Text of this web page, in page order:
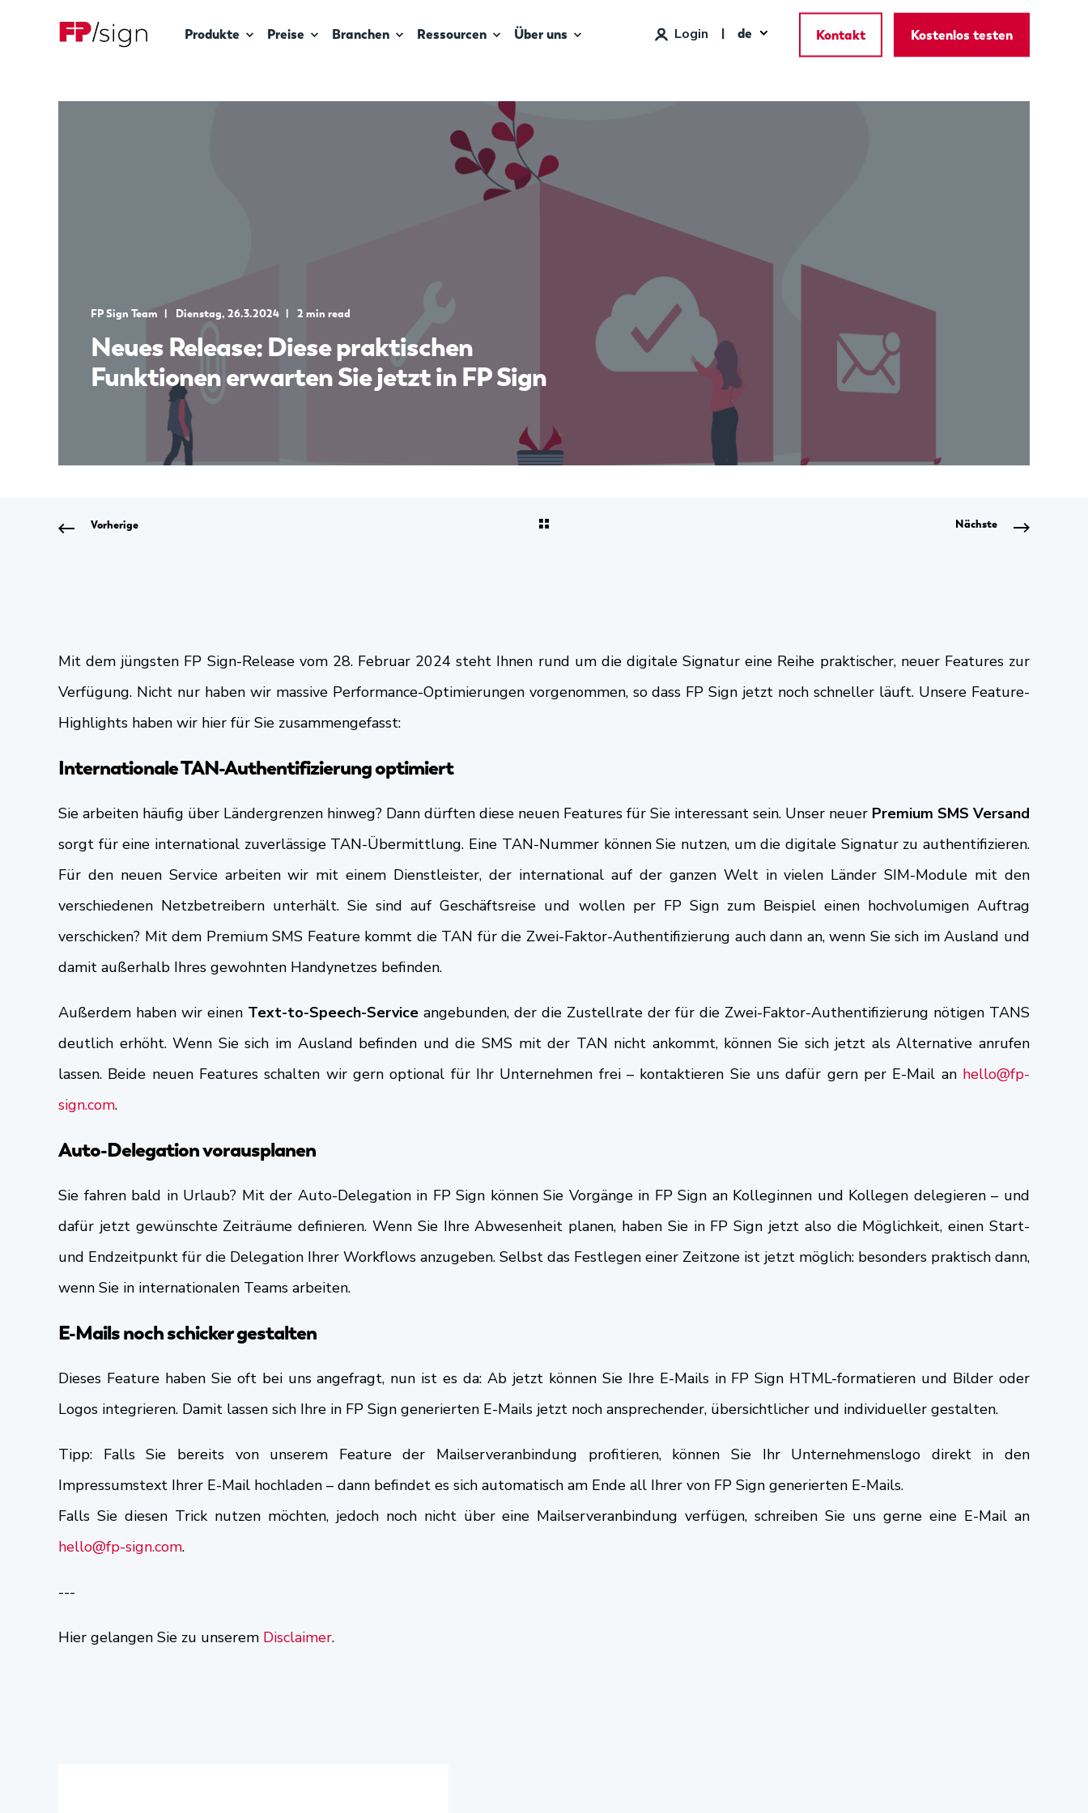
Produkte Preise Branchen Ressourcen Über uns de Kontakt Kostenlos testen
FP Sign Team Dienstag, 26.3.2024 2 min read
Neues Release: Diese praktischen
Funktionen erwarten Sie jetzt in FP Sign
Vorherige Nächste
Mit dem jüngsten FP Sign-Release vom 28. Februar 2024 steht Ihnen rund um die digitale Signatur eine Reihe praktischer, neuer Features zur
Verfügung. Nicht nur haben wir massive Performance-Optimierungen vorgenommen, so dass FP Sign jetzt noch schneller läuft. Unsere Feature-
Highlights haben wir hier für Sie zusammengefasst:
Internationale TAN-Authentifizierung optimiert
Sie arbeiten häufig über Ländergrenzen hinweg? Dann dürften diese neuen Features für Sie interessant sein. Unser neuer Premium SMS Versand
sorgt für eine international zuverlässige TAN-Übermittlung. Eine TAN-Nummer können Sie nutzen, um die digitale Signatur zu authentifizieren.
Für den neuen Service arbeiten wir mit einem Dienstleister, der international auf der ganzen Welt in vielen Länder SIM-Module mit den
verschiedenen Netzbetreibern unterhält. Sie sind auf Geschäftsreise und wollen per FP Sign zum Beispiel einen hochvolumigen Auftrag
verschicken? Mit dem Premium SMS Feature kommt die TAN für die Zwei-Faktor-Authentifizierung auch dann an, wenn Sie sich im Ausland und
damit außerhalb Ihres gewohnten Handynetzes befinden.
Außerdem haben wir einen Text-to-Speech-Service angebunden, der die Zustellrate der für die Zwei-Faktor-Authentifizierung nötigen TANS
deutlich erhöht. Wenn Sie sich im Ausland befinden und die SMS mit der TAN nicht ankommt, können Sie sich jetzt als Alternative anrufen
lassen. Beide neuen Features schalten wir gern optional für Ihr Unternehmen frei – kontaktieren Sie uns dafür gern per E-Mail an hello@fp-
sign.com.
Auto-Delegation vorausplanen
Sie fahren bald in Urlaub? Mit der Auto-Delegation in FP Sign können Sie Vorgänge in FP Sign an Kolleginnen und Kollegen delegieren – und
dafür jetzt gewünschte Zeiträume definieren. Wenn Sie Ihre Abwesenheit planen, haben Sie in FP Sign jetzt also die Möglichkeit, einen Start-
und Endzeitpunkt für die Delegation Ihrer Workflows anzugeben. Selbst das Festlegen einer Zeitzone ist jetzt möglich: besonders praktisch dann,
wenn Sie in internationalen Teams arbeiten.
E-Mails noch schicker gestalten
Dieses Feature haben Sie oft bei uns angefragt, nun ist es da: Ab jetzt können Sie Ihre E-Mails in FP Sign HTML-formatieren und Bilder oder
Logos integrieren. Damit lassen sich Ihre in FP Sign generierten E-Mails jetzt noch ansprechender, übersichtlicher und individueller gestalten.
Tipp: Falls Sie bereits von unserem Feature der Mailserveranbindung profitieren, können Sie Ihr Unternehmenslogo direkt in den
Impressumstext Ihrer E-Mail hochladen – dann befindet es sich automatisch am Ende all Ihrer von FP Sign generierten E-Mails.
Falls Sie diesen Trick nutzen möchten, jedoch noch nicht über eine Mailserveranbindung verfügen, schreiben Sie uns gerne eine E-Mail an
hello@fp-sign.com.
---
Hier gelangen Sie zu unserem Disclaimer.